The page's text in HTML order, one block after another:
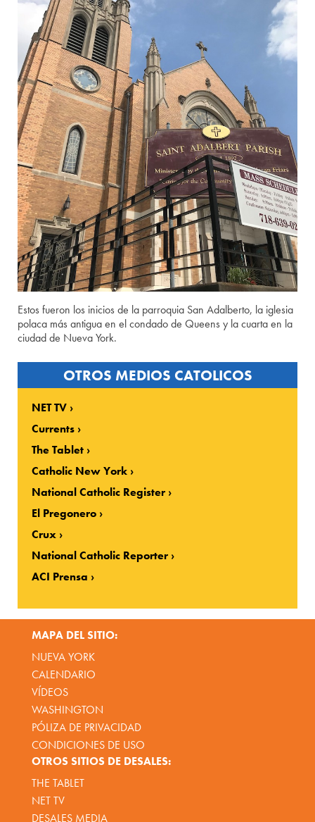
Estos fueron los inicios de la parroquia San Adalberto, la iglesia
polaca más antigua en el condado de Queens y la cuarta en la
ciudad de Nueva York.
OTROS MEDIOS CATOLICOS
NET TV
Currents
The Tablet
Catholic New York
National Catholic Register
El Pregonero
Crux
National Catholic Reporter
ACI Prensa
MAPA DEL SITIO:
NUEVA YORK
CALENDARIO
VÍDEOS
WASHINGTON
PÓLIZA DE PRIVACIDAD
CONDICIONES DE USO
OTROS SITIOS DE DESALES:
THE TABLET
NET TV
DESALES MEDIA